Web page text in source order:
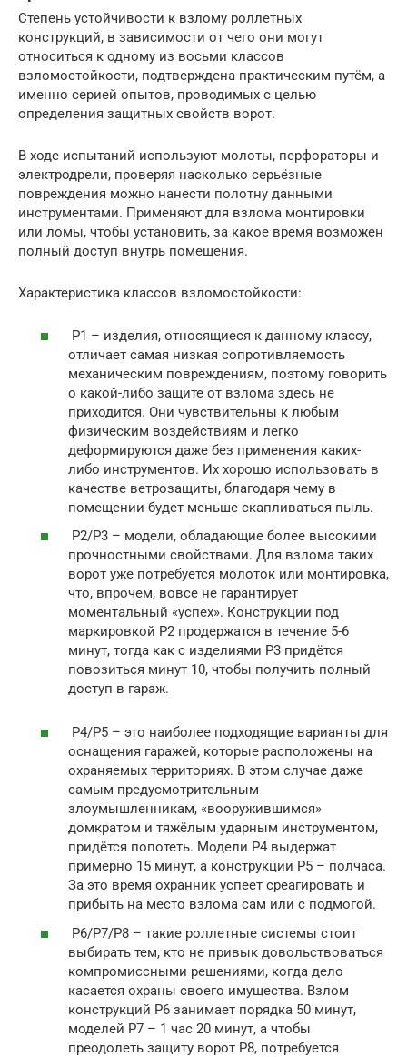
Степень устойчивости к взлому роллетных
конструкций, в зависимости от чего они могут
относиться к одному из восьми классов
взломостойкости, подтверждена практическим путём, а
именно серией опытов, проводимых с целью
определения защитных свойств ворот.
В ходе испытаний используют молоты, перфораторы и
электродрели, проверяя насколько серьёзные
повреждения можно нанести полотну данными
инструментами. Применяют для взлома монтировки
или ломы, чтобы установить, за какое время возможен
полный доступ внутрь помещения.
Характеристика классов взломостойкости:
Р1 – изделия, относящиеся к данному классу,
отличает самая низкая сопротивляемость
механическим повреждениям, поэтому говорить
о какой-либо защите от взлома здесь не
приходится. Они чувствительны к любым
физическим воздействиям и легко
деформируются даже без применения каких-
либо инструментов. Их хорошо использовать в
качестве ветрозащиты, благодаря чему в
помещении будет меньше скапливаться пыль.
Р2/Р3 – модели, обладающие более высокими
прочностными свойствами. Для взлома таких
ворот уже потребуется молоток или монтировка,
что, впрочем, вовсе не гарантирует
моментальный «успех». Конструкции под
маркировкой Р2 продержатся в течение 5-6
минут, тогда как с изделиями Р3 придётся
повозиться минут 10, чтобы получить полный
доступ в гараж.
Р4/Р5 – это наиболее подходящие варианты для
оснащения гаражей, которые расположены на
охраняемых территориях. В этом случае даже
самым предусмотрительным
злоумышленникам, «вооружившимся»
домкратом и тяжёлым ударным инструментом,
придётся попотеть. Модели Р4 выдержат
примерно 15 минут, а конструкции Р5 – полчаса.
За это время охранник успеет среагировать и
прибыть на место взлома сам или с подмогой.
Р6/Р7/Р8 – такие роллетные системы стоит
выбирать тем, кто не привык довольствоваться
компромиссными решениями, когда дело
касается охраны своего имущества. Взлом
конструкций Р6 занимает порядка 50 минут,
моделей Р7 – 1 час 20 минут, а чтобы
преодолеть защиту ворот Р8, потребуется